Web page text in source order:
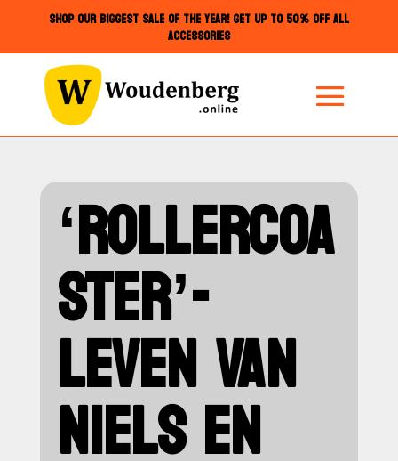
SHOP OUR BIGGEST SALE OF THE YEAR! GET UP TO 50% OFF ALL
ACCESSORIES
‘ROLLERCOA
STER’-
LEVEN VAN
NIELS EN